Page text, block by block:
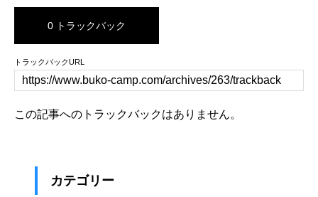
0 トラックバック
トラックバックURL
この記事へのトラックバックはありません。
カテゴリー